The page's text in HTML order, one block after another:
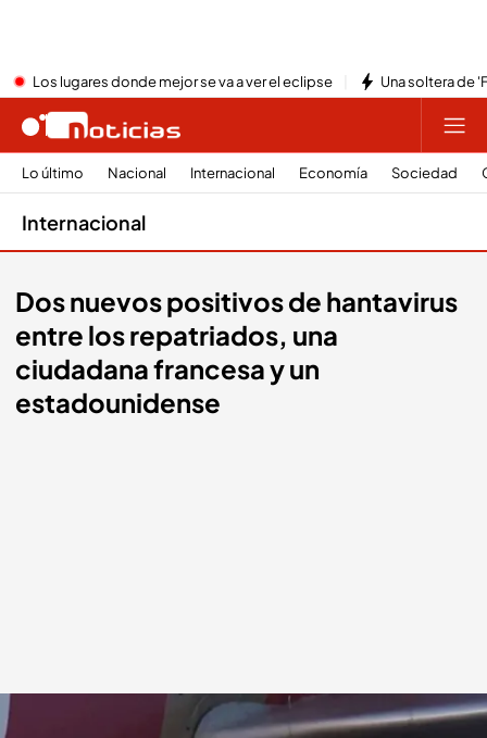
Los lugares donde mejor se va a ver el eclipse Una soltera de
Lo último Nacional Internacional Economía Sociedad
Internacional
Dos nuevos positivos de hantavirus
entre los repatriados, una
ciudadana francesa y un
estadounidense
Dos nuevos positivos de hantavirus entre los repatriados .Cuatro